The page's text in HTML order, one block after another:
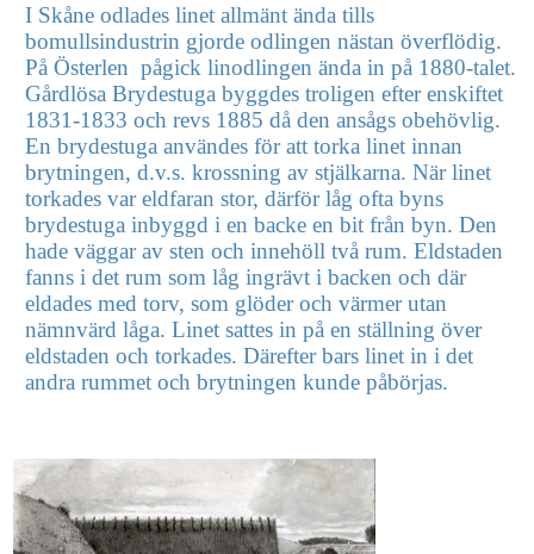
I Skåne odlades linet allmänt ända tills
bomullsindustrin gjorde odlingen nästan överflödig.
På Österlen pågick linodlingen ända in på 1880-talet.
Gårdlösa Brydestuga byggdes troligen efter enskiftet
1831-1833 och revs 1885 då den ansågs obehövlig.
En brydestuga användes för att torka linet innan
brytningen, d.v.s. krossning av stjälkarna. När linet
torkades var eldfaran stor, därför låg ofta byns
brydestuga inbyggd i en backe en bit från byn. Den
hade väggar av sten och innehöll två rum. Eldstaden
fanns i det rum som låg ingrävt i backen och där
eldades med torv, som glöder och värmer utan
nämnvärd låga. Linet sattes in på en ställning över
eldstaden och torkades. Därefter bars linet in i det
andra rummet och brytningen kunde påbörjas.